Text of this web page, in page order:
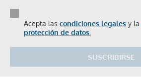
Acepta las condiciones legales y la
protección de datos.
SUSCRIBIRSE